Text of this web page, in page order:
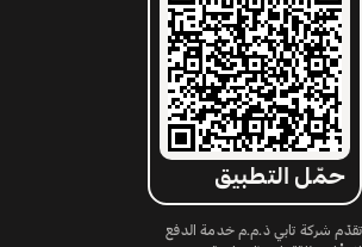
حمّل التطبيق
تقدّم شركة تابي ذ.م.م خدمة الدفع